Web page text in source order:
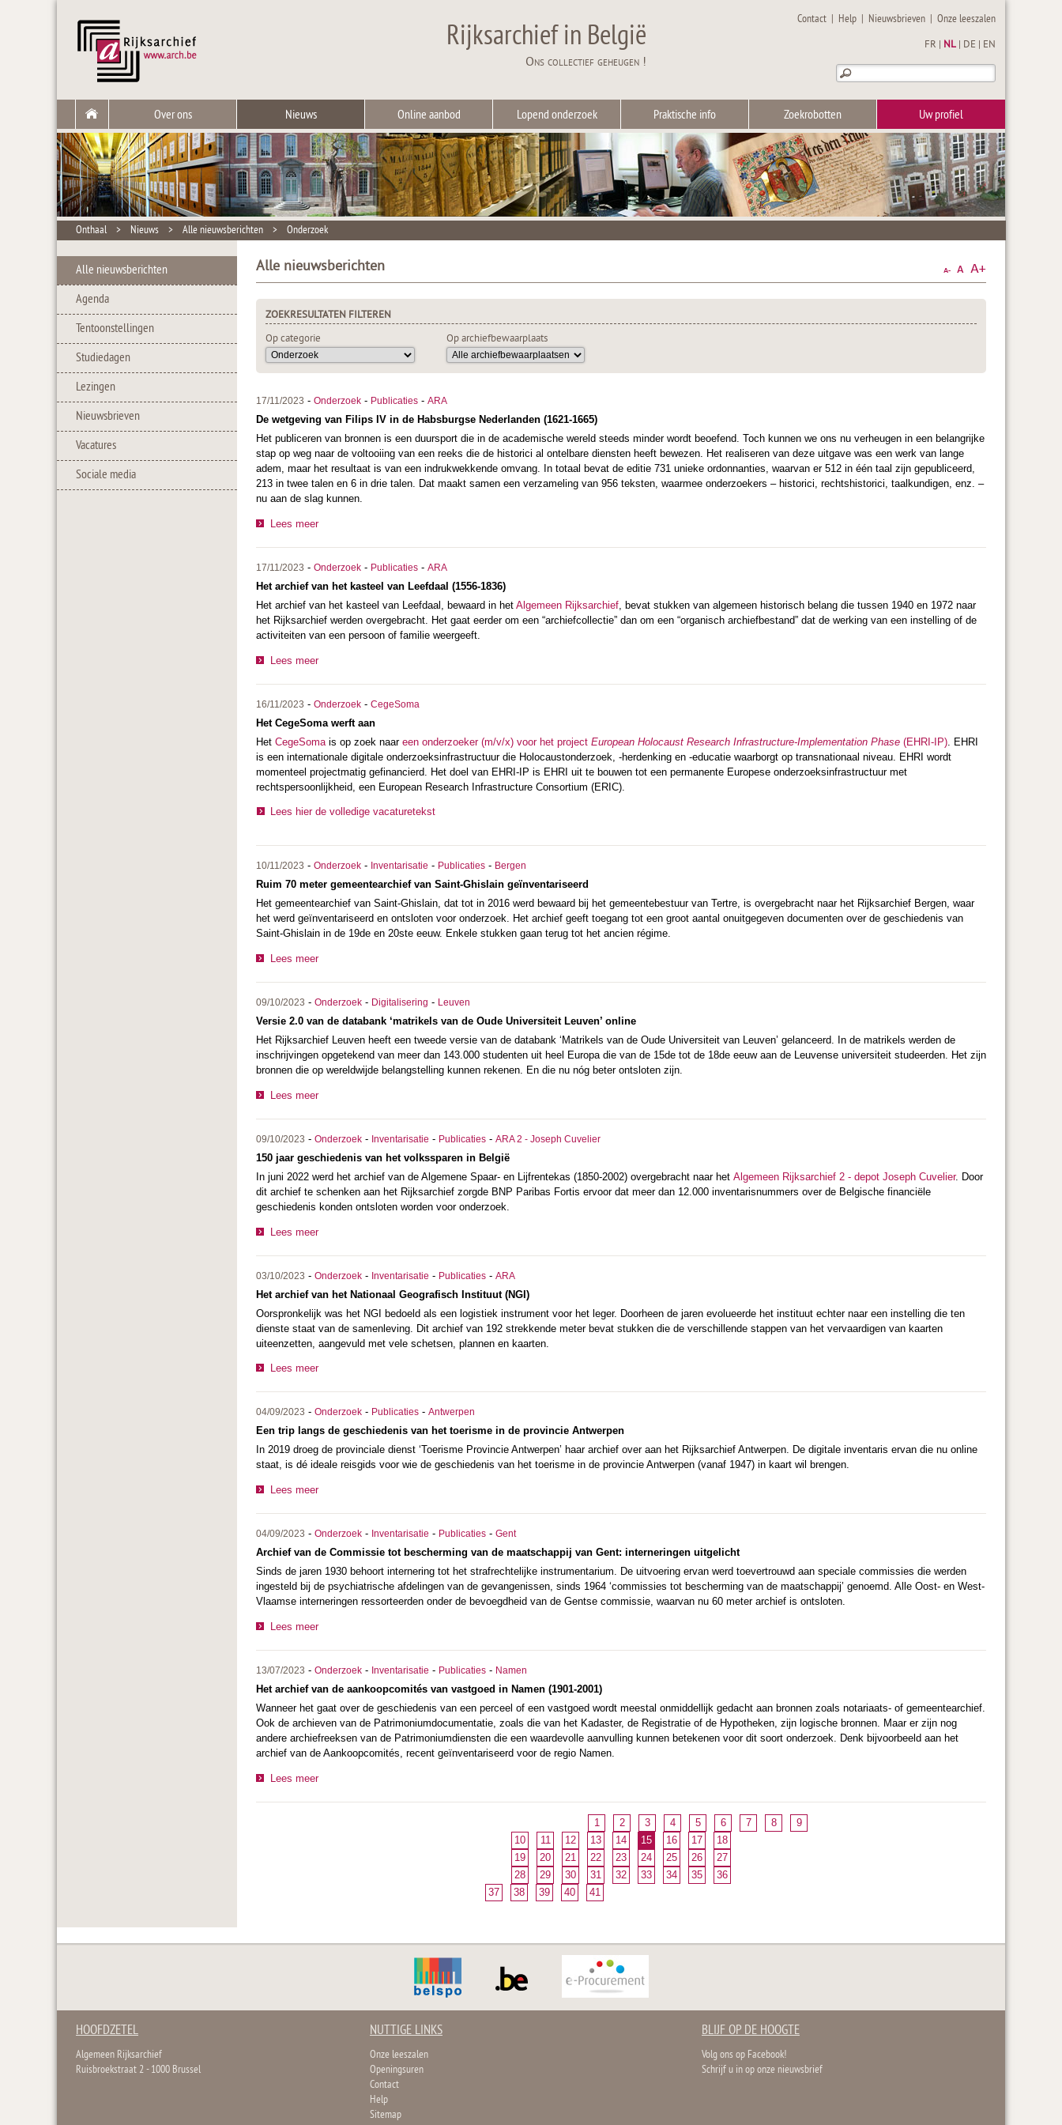
Rijksarchief in België
Ons collectief geheugen !
Contact | Help | Nieuwsbrieven |Onze leeszalen
FR NL DE EN
Over ons Nieuws Online aanbod Lopend onderzoek Praktische info Zoekrobotten Uw profiel
Onthaal > Nieuws > Alle nieuwsberichten > Onderzoek
Alle nieuwsberichten
Agenda
Tentoonstellingen
Studiedagen
Lezingen
Nieuwsbrieven
Vacatures
Sociale media
Alle nieuwsberichten
ZOEKRESULTATEN FILTEREN
Op categorie
Op archiefbewaarplaats
17/11/2023 - Onderzoek - Publicaties - ARA
De wetgeving van Filips IV in de Habsburgse Nederlanden (1621-1665)
Het publiceren van bronnen is een duursport die in de academische wereld steeds minder wordt beoefend. Toch kunnen we ons nu verheugen in een belangrijke
stap op weg naar de voltooiing van een reeks die de historici al ontelbare diensten heeft bewezen. Het realiseren van deze uitgave was een werk van lange
adem, maar het resultaat is van een indrukwekkende omvang. In totaal bevat de editie 731 unieke ordonnanties, waarvan er 512 in één taal zijn gepubliceerd,
213 in twee talen en 6 in drie talen. Dat maakt samen een verzameling van 956 teksten, waarmee onderzoekers – historici, rechtshistorici, taalkundigen, enz. –
nu aan de slag kunnen.
Lees meer
17/11/2023 - Onderzoek - Publicaties - ARA
Het archief van het kasteel van Leefdaal (1556-1836)
Het archief van het kasteel van Leefdaal, bewaard in het Algemeen Rijksarchief , bevat stukken van algemeen historisch belang die tussen 1940 en 1972 naar
het Rijksarchief werden overgebracht. Het gaat eerder om een “archiefcollectie” dan om een “organisch archiefbestand” dat de werking van een instelling of de
activiteiten van een persoon of familie weergeeft.
Lees meer
16/11/2023 - Onderzoek - CegeSoma
Het CegeSoma werft aan
Het CegeSoma is op zoek naar een onderzoeker (m/v/x) voor het project European Holocaust Research Infrastructure-Implementation Phase (EHRI-IP) . EHRI
is een internationale digitale onderzoeksinfrastructuur die Holocaustonderzoek, -herdenking en -educatie waarborgt op transnationaal niveau. EHRI wordt
momenteel projectmatig gefinancierd. Het doel van EHRI-IP is EHRI uit te bouwen tot een permanente Europese onderzoeksinfrastructuur met
rechtspersoonlijkheid, een European Research Infrastructure Consortium (ERIC).
Lees hier de volledige vacaturetekst
10/11/2023 - Onderzoek - Inventarisatie - Publicaties - Bergen
Ruim 70 meter gemeentearchief van Saint-Ghislain geïnventariseerd
Het gemeentearchief van Saint-Ghislain, dat tot in 2016 werd bewaard bij het gemeentebestuur van Tertre, is overgebracht naar het Rijksarchief Bergen, waar
het werd geïnventariseerd en ontsloten voor onderzoek. Het archief geeft toegang tot een groot aantal onuitgegeven documenten over de geschiedenis van
Saint-Ghislain in de 19de en 20ste eeuw. Enkele stukken gaan terug tot het ancien régime.
Lees meer
09/10/2023 - Onderzoek - Digitalisering - Leuven
Versie 2.0 van de databank ‘matrikels van de Oude Universiteit Leuven’ online
Het Rijksarchief Leuven heeft een tweede versie van de databank ‘Matrikels van de Oude Universiteit van Leuven’ gelanceerd. In de matrikels werden de
inschrijvingen opgetekend van meer dan 143.000 studenten uit heel Europa die van de 15de tot de 18de eeuw aan de Leuvense universiteit studeerden. Het zijn
bronnen die op wereldwijde belangstelling kunnen rekenen. En die nu nóg beter ontsloten zijn.
Lees meer
09/10/2023 - Onderzoek - Inventarisatie - Publicaties - ARA 2 - Joseph Cuvelier
150 jaar geschiedenis van het volkssparen in België
In juni 2022 werd het archief van de Algemene Spaar- en Lijfrentekas (1850-2002) overgebracht naar het Algemeen Rijksarchief 2 - depot Joseph Cuvelier. Door
dit archief te schenken aan het Rijksarchief zorgde BNP Paribas Fortis ervoor dat meer dan 12.000 inventarisnummers over de Belgische financiële
geschiedenis konden ontsloten worden voor onderzoek.
Lees meer
03/10/2023 - Onderzoek - Inventarisatie - Publicaties - ARA
Het archief van het Nationaal Geografisch Instituut (NGI)
Oorspronkelijk was het NGI bedoeld als een logistiek instrument voor het leger. Doorheen de jaren evolueerde het instituut echter naar een instelling die ten
dienste staat van de samenleving. Dit archief van 192 strekkende meter bevat stukken die de verschillende stappen van het vervaardigen van kaarten
uiteenzetten, aangevuld met vele schetsen, plannen en kaarten.
Lees meer
04/09/2023 - Onderzoek - Publicaties - Antwerpen
Een trip langs de geschiedenis van het toerisme in de provincie Antwerpen
In 2019 droeg de provinciale dienst ‘Toerisme Provincie Antwerpen’ haar archief over aan het Rijksarchief Antwerpen. De digitale inventaris ervan die nu online
staat, is dé ideale reisgids voor wie de geschiedenis van het toerisme in de provincie Antwerpen (vanaf 1947) in kaart wil brengen.
Lees meer
04/09/2023 - Onderzoek - Inventarisatie - Publicaties - Gent
Archief van de Commissie tot bescherming van de maatschappij van Gent: interneringen uitgelicht
Sinds de jaren 1930 behoort internering tot het strafrechtelijke instrumentarium. De uitvoering ervan werd toevertrouwd aan speciale commissies die werden
ingesteld bij de psychiatrische afdelingen van de gevangenissen, sinds 1964 ‘commissies tot bescherming van de maatschappij’ genoemd. Alle Oost- en West-
Vlaamse interneringen ressorteerden onder de bevoegdheid van de Gentse commissie, waarvan nu 60 meter archief is ontsloten.
Lees meer
13/07/2023 - Onderzoek - Inventarisatie - Publicaties - Namen
Het archief van de aankoopcomités van vastgoed in Namen (1901-2001)
Wanneer het gaat over de geschiedenis van een perceel of een vastgoed wordt meestal onmiddellijk gedacht aan bronnen zoals notariaats- of gemeentearchief.
Ook de archieven van de Patrimoniumdocumentatie, zoals die van het Kadaster, de Registratie of de Hypotheken, zijn logische bronnen. Maar er zijn nog
andere archiefreeksen van de Patrimoniumdiensten die een waardevolle aanvulling kunnen betekenen voor dit soort onderzoek. Denk bijvoorbeeld aan het
archief van de Aankoopcomités, recent geïnventariseerd voor de regio Namen.
Lees meer
1 2 3 4 5 6 7 8
9
10
11 12 13 14 15 16 17
18
19
20 21 22 23 24 25 26
27
28
29 30 31 32 33 34 35
36
37
38 39 40 41
HOOFDZETEL
Algemeen Rijksarchief
Ruisbroekstraat 2 - 1000 Brussel
NUTTIGE LINKS
Onze leeszalen
Openingsuren
Contact
Help
Sitemap
BLIJF OP DE HOOGTE
Volg ons op Facebook!
Schrijf u in op onze nieuwsbrief